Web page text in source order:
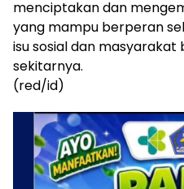
menciptakan dan
yang mampu berperan
isu sosial dan masyarakat
sekitarnya.
(red/id)